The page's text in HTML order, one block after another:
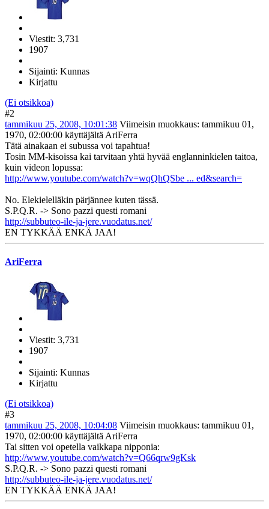
Viestit: 3,731
1907
Sijainti: Kunnas
Kirjattu
(Ei otsikkoa)
#2
tammikuu 25, 2008, 10:01:38 Viimeisin muokkaus: tammikuu 01,
1970, 02:00:00 käyttäjältä AriFerra
Tätä ainakaan ei subussa voi tapahtua!
Tosin MM-kisoissa kai tarvitaan yhtä hyvää englanninkielen taitoa,
kuin videon lopussa:
http://www.youtube.com/watch?v=wqQhQSbe ... ed&search=
No. Elekielelläkin pärjännee kuten tässä.
S.P.Q.R. -> Sono pazzi questi romani
http://subbuteo-ile-ja-jere.vuodatus.net/
EN TYKKÄÄ ENKÄ JAA!
AriFerra
Viestit: 3,731
1907
Sijainti: Kunnas
Kirjattu
(Ei otsikkoa)
#3
tammikuu 25, 2008, 10:04:08 Viimeisin muokkaus: tammikuu 01,
1970, 02:00:00 käyttäjältä AriFerra
Tai sitten voi opetella vaikkapa nipponia:
http://www.youtube.com/watch?v=Q66qrw9gKsk
S.P.Q.R. -> Sono pazzi questi romani
http://subbuteo-ile-ja-jere.vuodatus.net/
EN TYKKÄÄ ENKÄ JAA!